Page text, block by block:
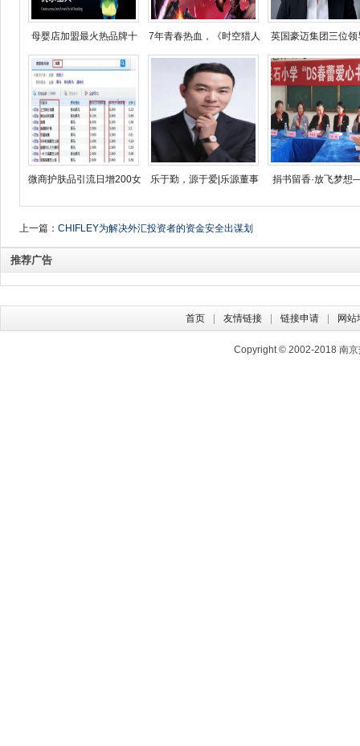
母婴店加盟最火热品牌十 7年青春热血，《时空猎人 英国豪迈集团三位领
微商护肤品引流日增200女 乐于勤，源于爱|乐源董事 捐书留香·放飞梦
上一篇： CHIFLEY为解决外汇投资者的资金安全出谋划
策
推荐广告
首页 友情链接 链接申请 网站
Copyright © 2002-2018 南